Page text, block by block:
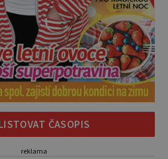
ČASOPIS
reklama